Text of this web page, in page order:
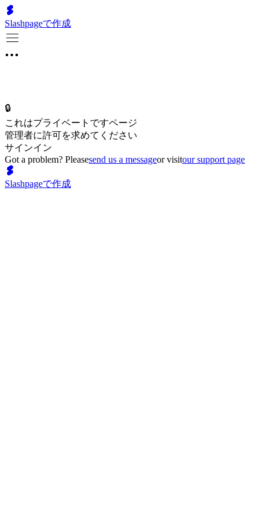
Slashpageで作成
🔒
これはプライベートですページ
管理者に許可を求めてください
サインイン
Got a problem? Pleasesend us a messageor visitour support page
Slashpageで作成